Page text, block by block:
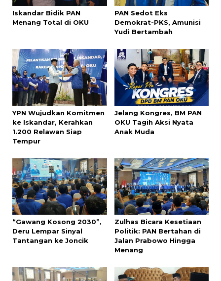
Iskandar Bidik PAN
Menang Total di OKU
PAN Sedot Eks
Demokrat-PKS, Amunisi
Yudi Bertambah
YPN Wujudkan Komitmen
ke Iskandar, Kerahkan
1.200 Relawan Siap
Tempur
Jelang Kongres, BM PAN
OKU Tagih Aksi Nyata
Anak Muda
“Gawang Kosong 2030”,
Deru Lempar Sinyal
Tantangan ke Joncik
Zulhas Bicara Kesetiaan
Politik: PAN Bertahan di
Jalan Prabowo Hingga
Menang